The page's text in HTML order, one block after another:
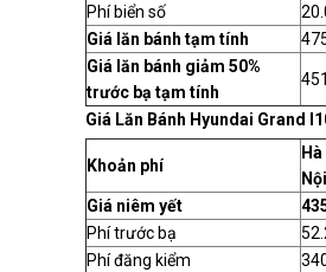
Phí biển số
Giá lăn bánh tạm tính
Giá lăn bánh giảm 50%
trước bạ tạm tính
Giá Lăn Bánh Hyundai Grand
Khoản phí
Hà
Nội
Giá niêm yết
Phí trước bạ
Phí đăng kiểm